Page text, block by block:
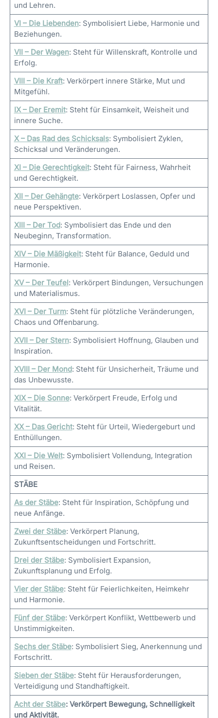
und Lehren.
VI – Die Liebenden: Symbolisiert Liebe, Harmonie und
Beziehungen.
VII – Der Wagen: Steht für Willenskraft, Kontrolle und
Erfolg.
VIII – Die Kraft: Verkörpert innere Stärke, Mut und
Mitgefühl.
IX – Der Eremit: Steht für Einsamkeit, Weisheit und
innere Suche.
X – Das Rad des Schicksals: Symbolisiert Zyklen,
Schicksal und Veränderungen.
XI – Die Gerechtigkeit: Steht für Fairness, Wahrheit
und Gerechtigkeit.
XII – Der Gehängte: Verkörpert Loslassen, Opfer und
neue Perspektiven.
XIII – Der Tod: Symbolisiert das Ende und den
Neubeginn, Transformation.
XIV – Die Mäßigkeit: Steht für Balance, Geduld und
Harmonie.
XV – Der Teufel: Verkörpert Bindungen, Versuchungen
und Materialismus.
XVI – Der Turm: Steht für plötzliche Veränderungen,
Chaos und Offenbarung.
XVII – Der Stern: Symbolisiert Hoffnung, Glauben und
Inspiration.
XVIII – Der Mond: Steht für Unsicherheit, Träume und
das Unbewusste.
XIX – Die Sonne: Verkörpert Freude, Erfolg und
Vitalität.
XX – Das Gericht: Steht für Urteil, Wiedergeburt und
Enthüllungen.
XXI – Die Welt: Symbolisiert Vollendung, Integration
und Reisen.
STÄBE
As der Stäbe: Steht für Inspiration, Schöpfung und
neue Anfänge.
Zwei der Stäbe: Verkörpert Planung,
Zukunftsentscheidungen und Fortschritt.
Drei der Stäbe: Symbolisiert Expansion,
Zukunftsplanung und Erfolg.
Vier der Stäbe: Steht für Feierlichkeiten, Heimkehr
und Harmonie.
Fünf der Stäbe: Verkörpert Konflikt, Wettbewerb und
Unstimmigkeiten.
Sechs der Stäbe: Symbolisiert Sieg, Anerkennung und
Fortschritt.
Sieben der Stäbe: Steht für Herausforderungen,
Verteidigung und Standhaftigkeit.
Acht der Stäbe: Verkörpert Bewegung, Schnelligkeit
und Aktivität.